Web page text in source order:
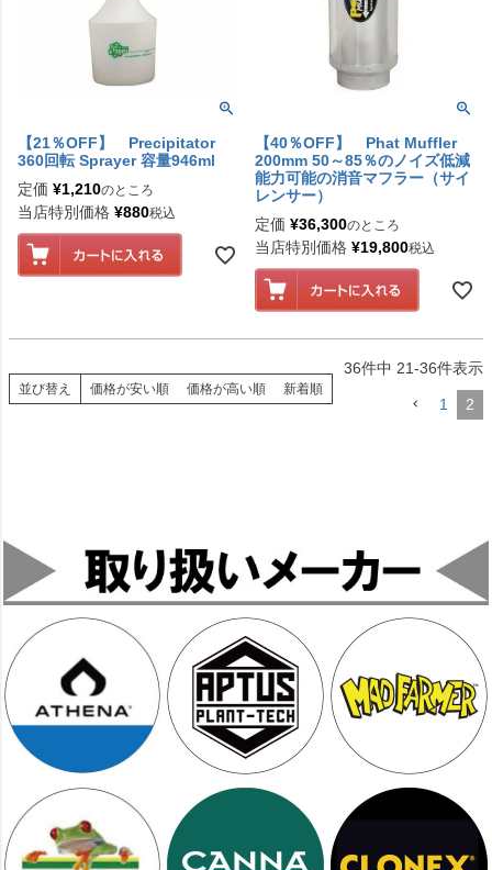
【21％OFF】 Precipitator
360回転 Sprayer 容量946ml
定価 ¥1,210のところ
当店特別価格 ¥880税込
【40％OFF】 Phat Muffler
200mm 50～85％のノイズ低減
能力可能の消音マフラー（サイ
レンサー）
定価 ¥36,300のところ
当店特別価格 ¥19,800税込
並び替え 価格が安い順 価格が高い順 新着順
36件中 21-36件表示
1 2